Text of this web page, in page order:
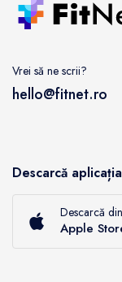
Vrei să ne scrii?
hello@fitnet.ro
Descarcă
Descarcă din
Apple